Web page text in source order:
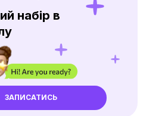
ЗАПИСАТИСЬ
набір в